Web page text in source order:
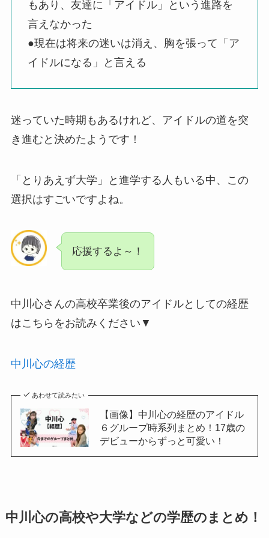
もあり、友達に「アイドル」という進路を
言えなかった
●現在は将来の迷いは消え、胸を張って「ア
イドルになる」と言える
迷っていた時期もあるけれど、アイドルの道を突
き進むと決めたようです！
「とりあえず大学」と進学する人もいる中、この
選択はすごいですよね。
応援するよ～！
中川心さんの高校卒業後のアイドルとしての経歴
はこちらをお読みください▼
中川心の経歴
あわせて読みたい
【画像】中川心の経歴のアイドル
６グループ時系列まとめ！17歳の
デビューからずっと可愛い！
中川心の高校や大学などの学歴のまとめ！